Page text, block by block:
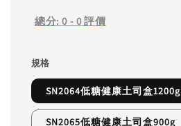
總分:0 - 0評價
規格
SN2064低糖健康土司盒1200g
SN2065低糖健康土司盒900g